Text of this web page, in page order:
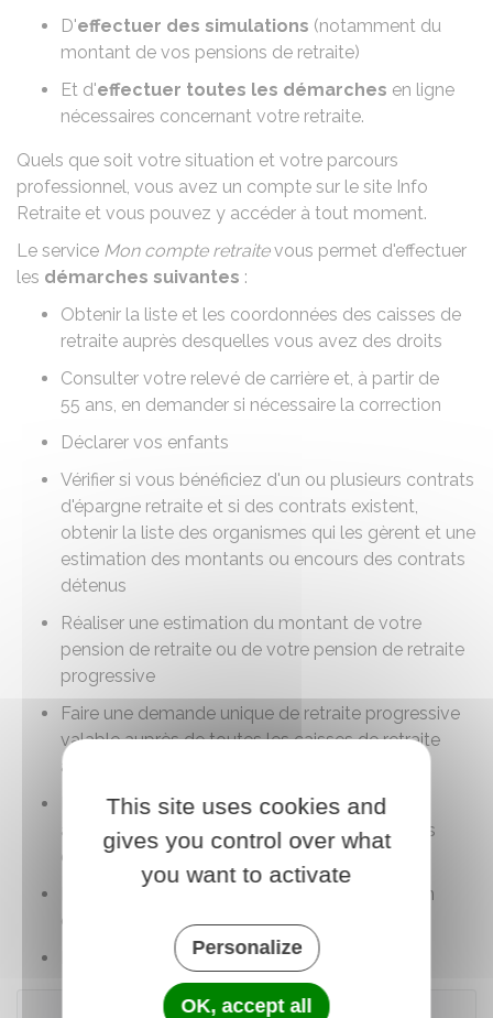
D'effectuer des simulations (notamment du
montant de vos pensions de retraite)
Et d'effectuer toutes les démarches en ligne
nécessaires concernant votre retraite.
Quels que soit votre situation et votre parcours
professionnel, vous avez un compte sur le site Info
Retraite et vous pouvez y accéder à tout moment.
Le service Mon compte retraitevous permet d'effectuer
les démarches suivantes :
Obtenir la liste et les coordonnées des caisses de
retraite auprès desquelles vous avez des droits
Consulter votre relevé de carrière et, à partir de
55 ans, en demander si nécessaire la correction
Déclarer vos enfants
Vérifier si vous bénéficiez d'un ou plusieurs contrats
d'épargne retraite et si des contrats existent,
obtenir la liste des organismes qui les gèrent et une
estimation des montants ou encours des contrats
détenus
Réaliser une estimation du montant de votre
pension de retraite ou de votre pension de retraite
progressive
Faire une demande unique de retraite progressive
valable auprès de toutes les caisses de retraite
auprès desquelles vous avez des droits
Faire une demande unique de retraite valable
auprès de toutes les caisses de retraite auprès
desquelles vous avez des droits
Faire une demande unique de retraite après un
cumul emploi retraite
Faire une demande de retraite de réversion.
This site uses cookies and
gives you control over what
you want to activate
Personalize
OK, accept all